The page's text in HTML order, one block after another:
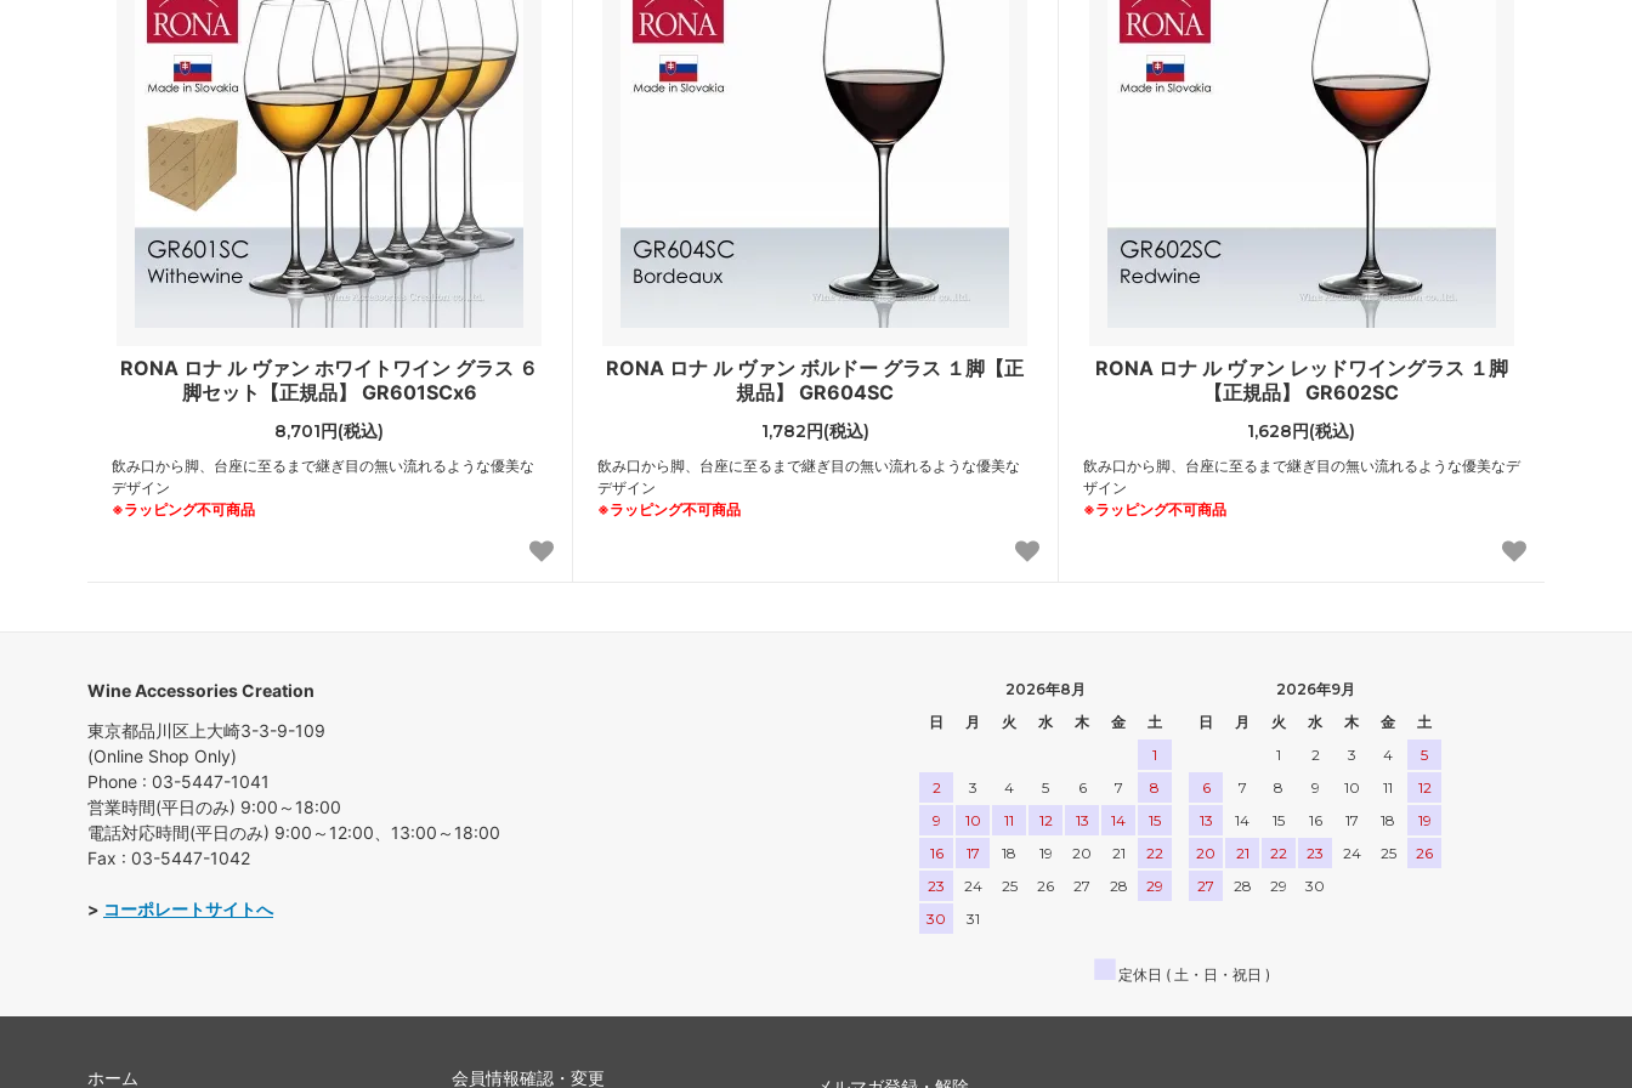
RONA ロナ ル ヴァン ホワイトワイン グラス ６
脚セット【正規品】 GR601SCx6
8,701円(税込)
飲み口から脚、台座に至るまで継ぎ目の無い流れるような優美な
デザイン
※ラッピング不可商品
RONA ロナ ル ヴァン ボルドー グラス １脚【正
規品】 GR604SC
1,782円(税込)
飲み口から脚、台座に至るまで継ぎ目の無い流れるような優美な
デザイン
※ラッピング不可商品
RONA ロナ ル ヴァン レッドワイングラス １脚
【正規品】 GR602SC
1,628円(税込)
飲み口から脚、台座に至るまで継ぎ目の無い流れるような優美なデ
ザイン
※ラッピング不可商品
Wine Accessories Creation
東京都品川区上大崎3-3-9-109
(Online Shop Only)
Phone : 03-5447-1041
営業時間(平日のみ) 9:00～18:00
電話対応時間(平日のみ) 9:00～12:00、13:00～18:00
Fax : 03-5447-1042
> コーポレートサイトへ
2026年8月
日
月 火 水 木 金
土
1
2
3 4 5 6 7
8
9
10 11 12 13 14
15
16
17 18 19 20 21
22
23
24 25 26 27 28
29
30
31
2026年9月
日
月 火 水 木 金
土
1
2 3 4
5
6
7 8 9 10 11
12
13
14 15 16 17 18
19
20
21 22 23 24 25
26
27
28 29 30
■ 定休日 ( 土・日・祝日 )
ホーム 会員情報確認・変更